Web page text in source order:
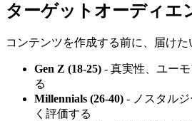
ターゲットオーディエ
コンテンツを作成する前に、届けた
Gen Z (18-25) - 真実性、ユー
る
Millennials (26-40) - ノスタル
く評価する